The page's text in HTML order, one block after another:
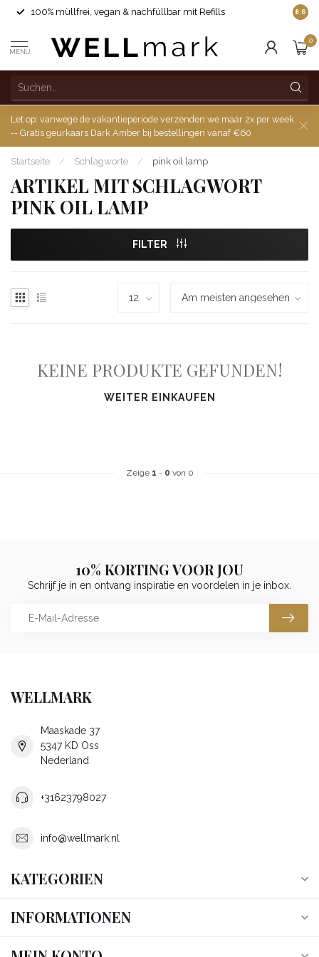
100% müllfrei, vegan & nachfüllbar mit Refills 8.6
MENU
0
Let op: vanwege de vakantieperiode verzenden we maar 2x per week
-- Gratis geurkaars Dark Amber bij bestellingen vanaf €60
Startseite / Schlagworte / pink oil lamp
ARTIKEL MIT SCHLAGWORT
PINK OIL LAMP
FILTER
KEINE PRODUKTE GEFUNDEN!
WEITER EINKAUFEN
Zeige 1 - 0 von 0
10% KORTING VOOR JOU
Schrijf je in en ontvang inspiratie en voordelen in je inbox.
WELLMARK
Maaskade 37
5347 KD Oss
Nederland
+31623798027
info@wellmark.nl
KATEGORIEN
INFORMATIONEN